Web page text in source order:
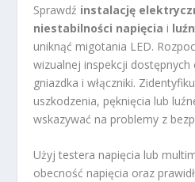
Sprawdź instalację
niestabilności napięcia i
uniknąć migotania LED.
wizualnej inspekcji
gniazdka i włączniki.
uszkodzenia, pęknięcia lub
wskazywać na problemy z
Użyj testera napięcia lub
obecność napięcia oraz